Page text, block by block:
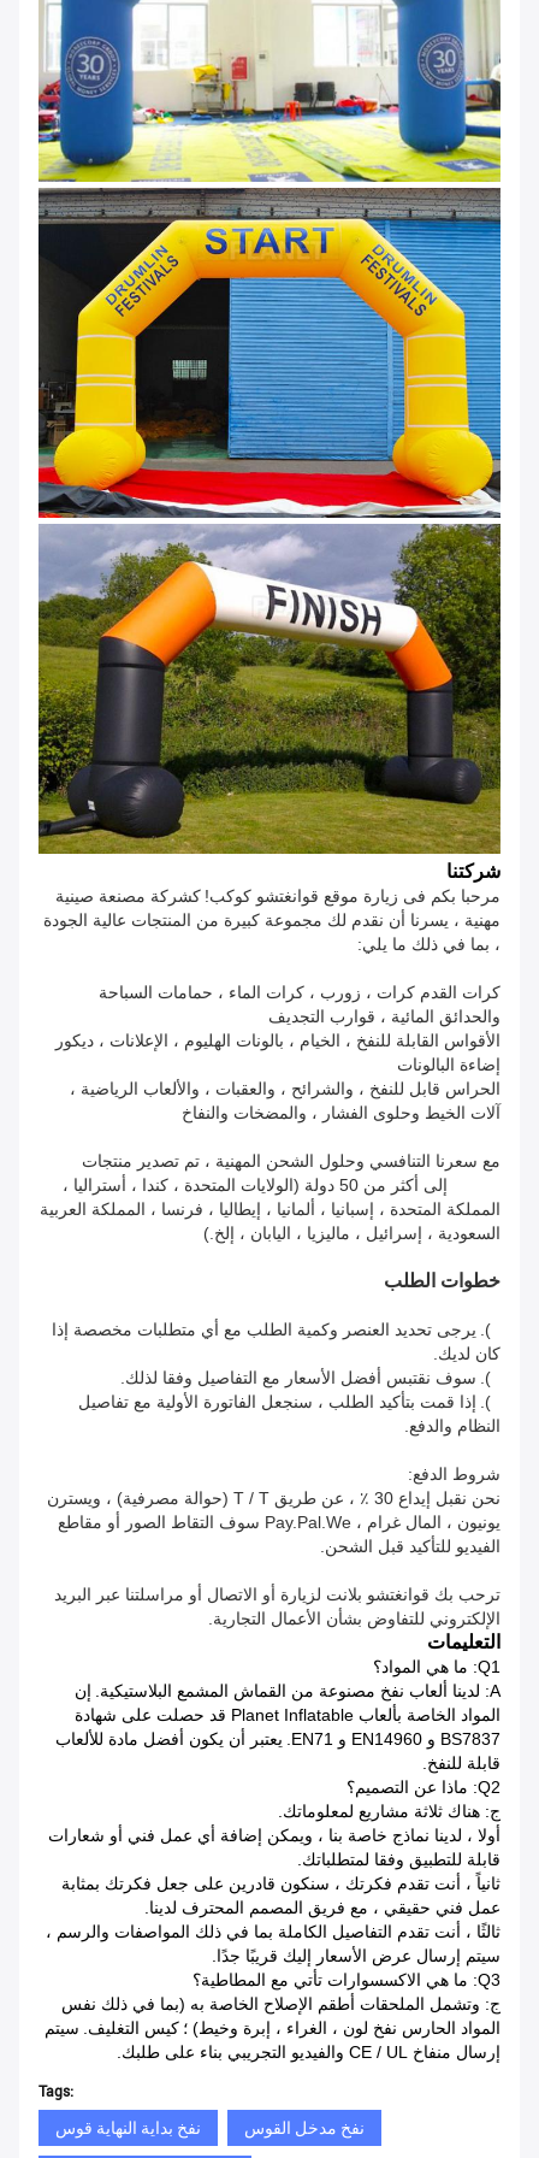
شركتنا
مرحبا بكم فى زيارة موقع قوانغتشو كوكب! كشركة مصنعة صينية
مهنية ، يسرنا أن نقدم لك مجموعة كبيرة من المنتجات عالية الجودة
، بما في ذلك ما يلي:
كرات القدم كرات ، زورب ، كرات الماء ، حمامات السباحة
والحدائق المائية ، قوارب التجديف
الأقواس القابلة للنفخ ، الخيام ، بالونات الهليوم ، الإعلانات ، ديكور
إضاءة البالونات
الحراس قابل للنفخ ، والشرائح ، والعقبات ، والألعاب الرياضية ،
آلات الخيط وحلوى الفشار ، والمضخات والنفاخ
مع سعرنا التنافسي وحلول الشحن المهنية ، تم تصدير منتجات
Planet إلى أكثر من 50 دولة (الولايات المتحدة ، كندا ، أستراليا ،
المملكة المتحدة ، إسبانيا ، ألمانيا ، إيطاليا ، فرنسا ، المملكة العربية
السعودية ، إسرائيل ، ماليزيا ، اليابان ، إلخ.)
خطوات الطلب
يرجى تحديد العنصر وكمية الطلب مع أي متطلبات مخصصة إذا
كان لديك.
سوف نقتبس أفضل الأسعار مع التفاصيل وفقا لذلك.
إذا قمت بتأكيد الطلب ، سنجعل الفاتورة الأولية مع تفاصيل
النظام والدفع.
شروط الدفع:
نحن نقبل إيداع 30 ٪ ، عن طريق T / T (حوالة مصرفية) ، ويسترن
يونيون ، المال غرام ، Pay.Pal.We سوف التقاط الصور أو مقاطع
الفيديو للتأكيد قبل الشحن.
ترحب بك قوانغتشو بلانت لزيارة أو الاتصال أو مراسلتنا عبر البريد
الإلكتروني للتفاوض بشأن الأعمال التجارية.
التعليمات
Q1: ما هي المواد؟
A: لدينا ألعاب نفخ مصنوعة من القماش المشمع البلاستيكية.
إن
المواد الخاصة بألعاب Planet Inflatable قد حصلت على شهادة
BS7837 و EN14960 و EN71.
يعتبر أن يكون أفضل مادة للألعاب
قابلة للنفخ.
Q2: ماذا عن التصميم؟
ج: هناك ثلاثة مشاريع لمعلوماتك.
أولا ، لدينا نماذج خاصة بنا ، ويمكن إضافة أي عمل فني أو شعارات
قابلة للتطبيق وفقا لمتطلباتك.
ثانياً ، أنت تقدم فكرتك ، سنكون قادرين على جعل فكرتك بمثابة
عمل فني حقيقي ، مع فريق المصمم المحترف لدينا.
ثالثًا ، أنت تقدم التفاصيل الكاملة بما في ذلك المواصفات والرسم ،
سيتم إرسال عرض الأسعار إليك قريبًا جدًا.
Q3: ما هي الاكسسوارات تأتي مع المطاطية؟
ج: وتشمل الملحقات أطقم الإصلاح الخاصة به (بما في ذلك نفس
المواد الحارس نفخ لون ، الغراء ، إبرة وخيط) ؛ كيس التغليف. سيتم
إرسال منفاخ CE / UL والفيديو التجريبي بناء على طلبك.
Tags:
نفخ بداية النهاية قوس نفخ مدخل القوس